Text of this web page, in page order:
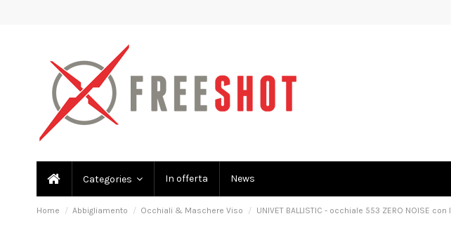
Categories In offerta News
Home Abbigliamento Occhiali & Maschere Viso UNIVET BALLISTIC - occhiale 553 ZERO NOISE